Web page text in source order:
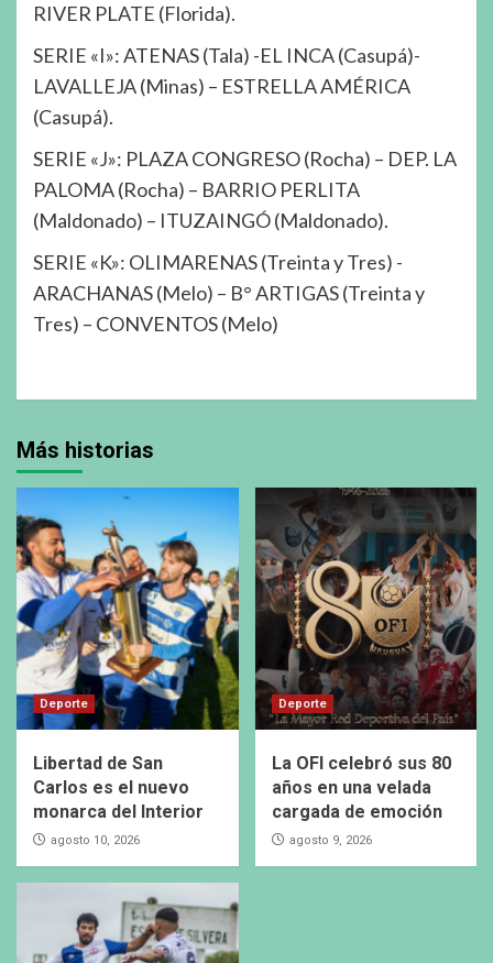
RIVER PLATE (Florida).
SERIE «I»: ATENAS (Tala) -EL INCA (Casupá)-
LAVALLEJA (Minas) – ESTRELLA AMÉRICA
(Casupá).
SERIE «J»: PLAZA CONGRESO (Rocha) – DEP. LA
PALOMA (Rocha) – BARRIO PERLITA
(Maldonado) – ITUZAINGÓ (Maldonado).
SERIE «K»: OLIMARENAS (Treinta y Tres) -
ARACHANAS (Melo) – B° ARTIGAS (Treinta y
Tres) – CONVENTOS (Melo)
Más historias
Deporte
Libertad de San
Carlos es el nuevo
monarca del Interior
agosto 10, 2026
Deporte
La OFI celebró sus 80
años en una velada
cargada de emoción
agosto 9, 2026